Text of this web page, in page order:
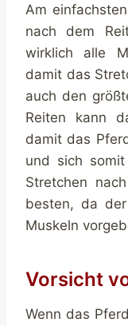
Am
nach dem
wirklich alle
damit das
auch den
Reiten kann
damit das
und sich
Stretchen
besten, da
Muskeln
Vorsicht
Wenn das